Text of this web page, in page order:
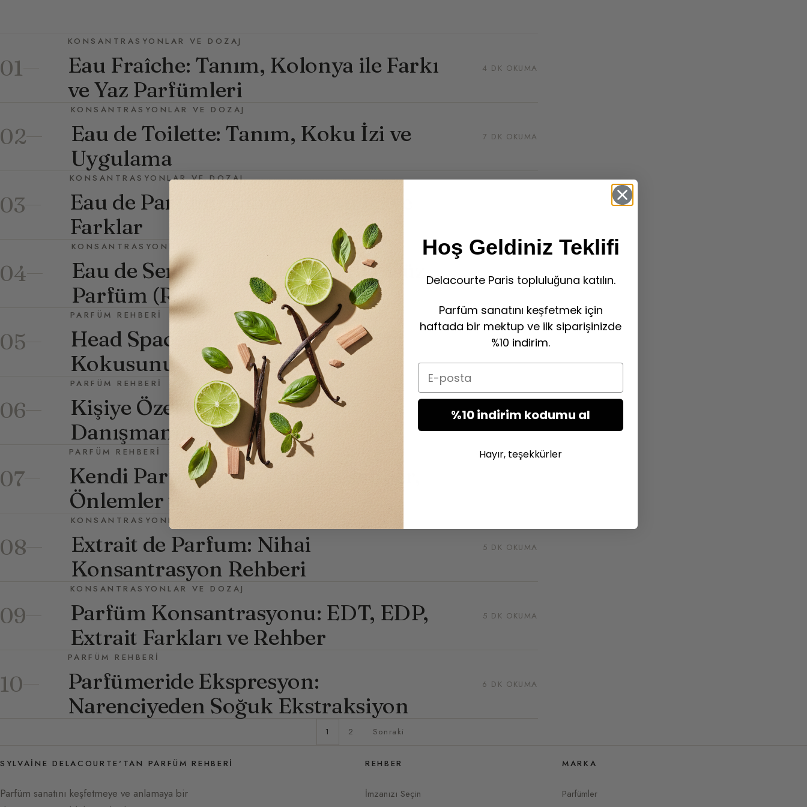
01
KONSANTRASYONLAR VE DOZAJ
Eau Fraîche: Tanım, Kolonya ile Farkı
ve Yaz Parfümleri
4 DK OKUMA
02
KONSANTRASYONLAR VE DOZAJ
Eau de Toilette: Tanım, Koku İzi ve
Uygulama
7 DK OKUMA
03
KONSANTRASYONLAR VE DOZAJ
Eau de Parfum: Tanım, Koku İzi ve
Farklar
04
KONSANTRASYONLAR VE DOZAJ
Eau de Senteur: Bebek İçin Alkolsüz
Parfüm (Rehber)
05
PARFÜM REHBERI
Head Space Tekniği: Canlı Çiçeğin
Kokusunu Yakalamak
6 DK OKUMA
06
PARFÜM REHBERI
Kişiye Özel Parfüm: Atölyeler,
Danışmanlık ve Fiyatlar
10 DK OKUMA
07
PARFÜM REHBERI
Kendi Parfümünüzü Yapın: Rehber,
Önlemler ve Akordlar
08
KONSANTRASYONLAR VE DOZAJ
Extrait de Parfum: Nihai
Konsantrasyon Rehberi
5 DK OKUMA
09
KONSANTRASYONLAR VE DOZAJ
Parfüm Konsantrasyonu: EDT, EDP,
Extrait Farkları ve Rehber
5 DK OKUMA
10
PARFÜM REHBERI
Parfümeride Ekspresyon:
Narenciyeden Soğuk Ekstraksiyon
6 DK OKUMA
1 2 Sonraki
SYLVAINE DELACOURTE'TAN PARFÜM REHBERI
Parfüm sanatını keşfetmeye ve anlamaya bir
REHBER
İmzanızı Seçin
MARKA
Parfümler
Hoş Geldiniz Teklifi
Delacourte Paris topluluğuna katılın.
Parfüm sanatını keşfetmek için
haftada bir mektup ve ilk siparişinizde
%10 indirim.
Email
%10 indirim kodumu al
Hayır, teşekkürler